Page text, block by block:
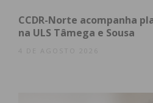
CCDR-Norte acompanha
na ULS Tâmega e Sousa
4 DE AGOSTO 2026